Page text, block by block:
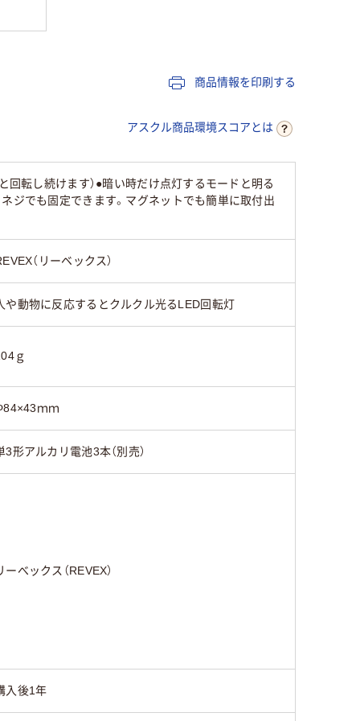
商品情報を印刷する
アスクル商品環境スコアとは
転し続けます）●暗い時だけ点灯するモードと明る
ジでも固定できます。マグネットでも簡単に取付出
（リーベックス）
や動物に反応するとクルクル光るLED回転灯
ｇ
ｍｍ
3形アルカリ電池3本（別売）
ーべックス（REVEX）
入後1年